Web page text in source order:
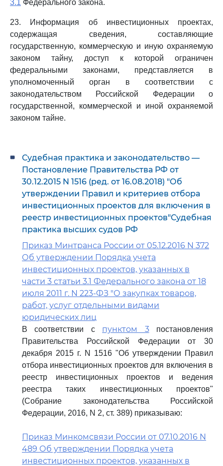
3.1 Федерального закона.
23. Информация об инвестиционных проектах,
содержащая сведения, составляющие
государственную, коммерческую и иную охраняемую
законом тайну, доступ к которой ограничен
федеральными законами, представляется в
уполномоченный орган в соответствии с
законодательством Российской Федерации о
государственной, коммерческой и иной охраняемой
законом тайне.
Судебная практика и законодательство —
Постановление Правительства РФ от
30.12.2015 N 1516 (ред. от 16.08.2018) "Об
утверждении Правил и критериев отбора
инвестиционных проектов для включения в
реестр инвестиционных проектов"Судебная
практика высших судов РФ
Приказ Минтранса России от 05.12.2016 N 372
Об утверждении Порядка учета
инвестиционных проектов, указанных в
части 3 статьи 3.1 Федерального закона от 18
июля 2011 г. N 223-ФЗ "О закупках товаров,
работ, услуг отдельными видами
юридических лиц
В соответствии с пунктом 3постановления
Правительства Российской Федерации от 30
декабря 2015 г. N 1516 "Об утверждении Правил
отбора инвестиционных проектов для включения в
реестр инвестиционных проектов и ведения
реестра таких инвестиционных проектов"
(Собрание законодательства Российской
Федерации, 2016, N 2, ст. 389) приказываю:
Приказ Минкомсвязи России от 07.10.2016 N
489 Об утверждении Порядка учета
инвестиционных проектов, указанных в